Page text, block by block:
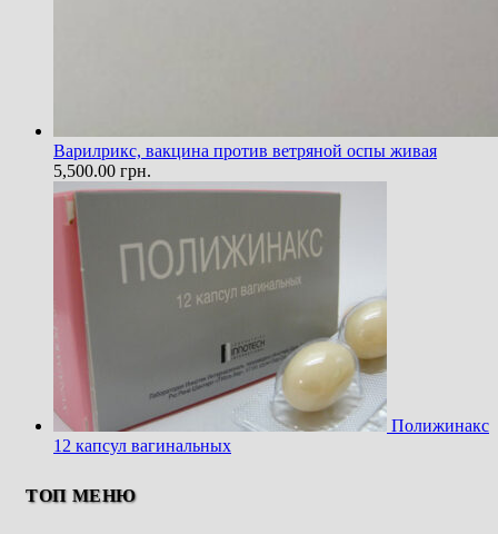
Варилрикс, вакцина против ветряной оспы живая
5,500.00 грн.
Полижинакс
12 капсул вагинальных
ТОП МЕНЮ